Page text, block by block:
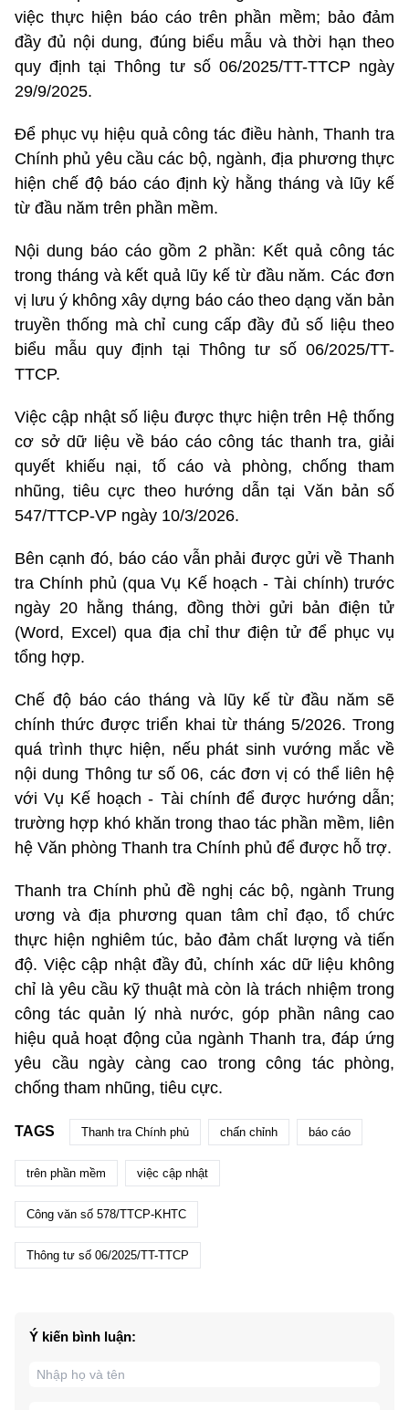
việc thực hiện báo cáo trên phần mềm; bảo đảm
đầy đủ nội dung, đúng biểu mẫu và thời hạn theo
quy định tại Thông tư số 06/2025/TT-TTCP ngày
29/9/2025.
Để phục vụ hiệu quả công tác điều hành, Thanh tra
Chính phủ yêu cầu các bộ, ngành, địa phương thực
hiện chế độ báo cáo định kỳ hằng tháng và lũy kế
từ đầu năm trên phần mềm.
Nội dung báo cáo gồm 2 phần: Kết quả công tác
trong tháng và kết quả lũy kế từ đầu năm. Các đơn
vị lưu ý không xây dựng báo cáo theo dạng văn bản
truyền thống mà chỉ cung cấp đầy đủ số liệu theo
biểu mẫu quy định tại Thông tư số 06/2025/TT-
TTCP.
Việc cập nhật số liệu được thực hiện trên Hệ thống
cơ sở dữ liệu về báo cáo công tác thanh tra, giải
quyết khiếu nại, tố cáo và phòng, chống tham
nhũng, tiêu cực theo hướng dẫn tại Văn bản số
547/TTCP-VP ngày 10/3/2026.
Bên cạnh đó, báo cáo vẫn phải được gửi về Thanh
tra Chính phủ (qua Vụ Kế hoạch - Tài chính) trước
ngày 20 hằng tháng, đồng thời gửi bản điện tử
(Word, Excel) qua địa chỉ thư điện tử để phục vụ
tổng hợp.
Chế độ báo cáo tháng và lũy kế từ đầu năm sẽ
chính thức được triển khai từ tháng 5/2026. Trong
quá trình thực hiện, nếu phát sinh vướng mắc về
nội dung Thông tư số 06, các đơn vị có thể liên hệ
với Vụ Kế hoạch - Tài chính để được hướng dẫn;
trường hợp khó khăn trong thao tác phần mềm, liên
hệ Văn phòng Thanh tra Chính phủ để được hỗ trợ.
Thanh tra Chính phủ đề nghị các bộ, ngành Trung
ương và địa phương quan tâm chỉ đạo, tổ chức
thực hiện nghiêm túc, bảo đảm chất lượng và tiến
độ. Việc cập nhật đầy đủ, chính xác dữ liệu không
chỉ là yêu cầu kỹ thuật mà còn là trách nhiệm trong
công tác quản lý nhà nước, góp phần nâng cao
hiệu quả hoạt động của ngành Thanh tra, đáp ứng
yêu cầu ngày càng cao trong công tác phòng,
chống tham nhũng, tiêu cực.
TAGS Thanh tra Chính phủ chấn chỉnh báo cáo
trên phần mềm việc cập nhật
Công văn số 578/TTCP-KHTC
Thông tư số 06/2025/TT-TTCP
Ý kiến bình luận: